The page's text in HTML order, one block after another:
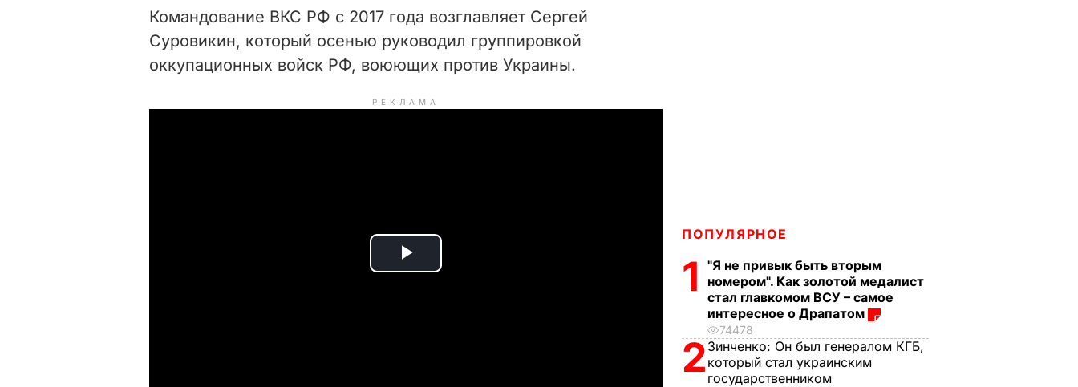
Командование ВКС РФ с 2017 года возглавляет Сергей
Суровикин, который осенью руководил группировкой
оккупационных войск РФ, воюющих против Украины.
РЕКЛАМА
P
ПОПУЛЯРНОЕ
1
"Я не привык быть вторым
номером". Как золотой медалист
стал главкомом ВСУ – самое
интересное о Драпатом
74478
2 Зинченко: Он был генералом КГБ,
который стал украинским
государственником